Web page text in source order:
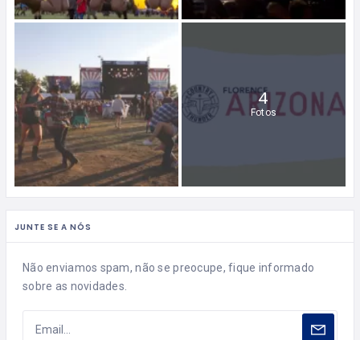
4
Fotos
JUNTE SE A NÓS
Não enviamos spam, não se preocupe, fique informado
sobre as novidades.